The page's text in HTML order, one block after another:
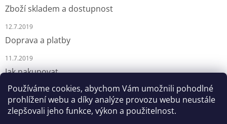
Používáme cookies, abychom Vám umožnili pohodlné
prohlížení webu a díky analýze provozu webu neustále
zlepšovali jeho funkce, výkon a použitelnost.
Zboží skladem a dostupnost
12.7.2019
Doprava a platby
11.7.2019
Jak nakupovat
9.7.2019